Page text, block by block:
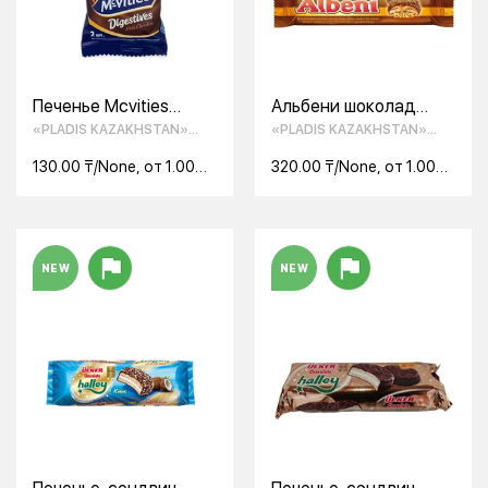
Печенье Mcvities
Digestives молочное/
«PLADIS KAZAKHSTAN»
130.00 ₸/None, от 1.00
Альбени шоколад
55гр
«PLADIS KAZAKHSTAN»
320.00 ₸/None, от 1.00
NEW NEW